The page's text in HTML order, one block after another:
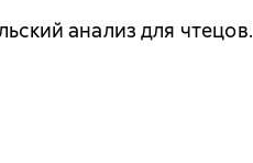
анализ для чтецов.